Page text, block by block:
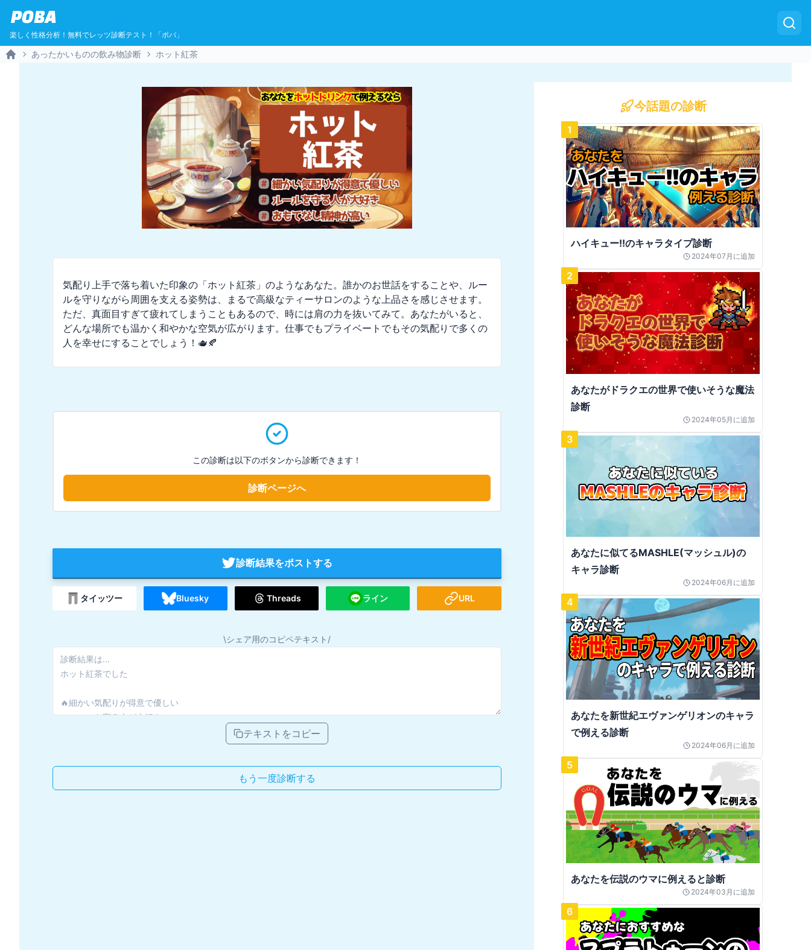
POBA
楽しく性格分析！無料でレッツ診断テスト！「ポバ」
あったかいものの飲み物診断 ホット紅茶
気配り上手で落ち着いた印象の「ホット紅茶」のようなあなた。誰かのお世話をすることや、ルー
ルを守りながら周囲を支える姿勢は、まるで高級なティーサロンのような上品さを感じさせます。
ただ、真面目すぎて疲れてしまうこともあるので、時には肩の力を抜いてみて。あなたがいると、
どんな場所でも温かく和やかな空気が広がります。仕事でもプライベートでもその気配りで多くの
人を幸せにすることでしょう！🫖🍂
この診断は以下のボタンから診断できます！
診断ページへ
診断結果をポストする
タイッツー Bluesky Threads ライン URL
\シェア用のコピペテキスト/
テキストをコピー
もう一度診断する
今話題の診断
1
ハイキュー!!のキャラタイプ診断
2024年07月 に追加
2
あなたがドラクエの世界で使いそうな魔法
診断
2024年05月 に追加
3
あなたに似てるMASHLE(マッシュル)の
キャラ診断
2024年06月 に追加
4
あなたを新世紀エヴァンゲリオンのキャラ
で例える診断
2024年06月 に追加
5
あなたを伝説のウマに例えると診断
2024年03月 に追加
6